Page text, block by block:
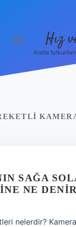
menüyü
Hız
Araba
SAĞA
NE
nelerdir?